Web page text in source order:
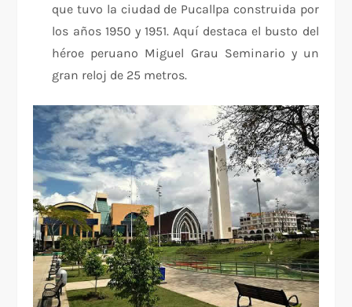
que tuvo la ciudad de Pucallpa construida por
los años 1950 y 1951. Aquí destaca el busto del
héroe peruano Miguel Grau Seminario y un
gran reloj de 25 metros.